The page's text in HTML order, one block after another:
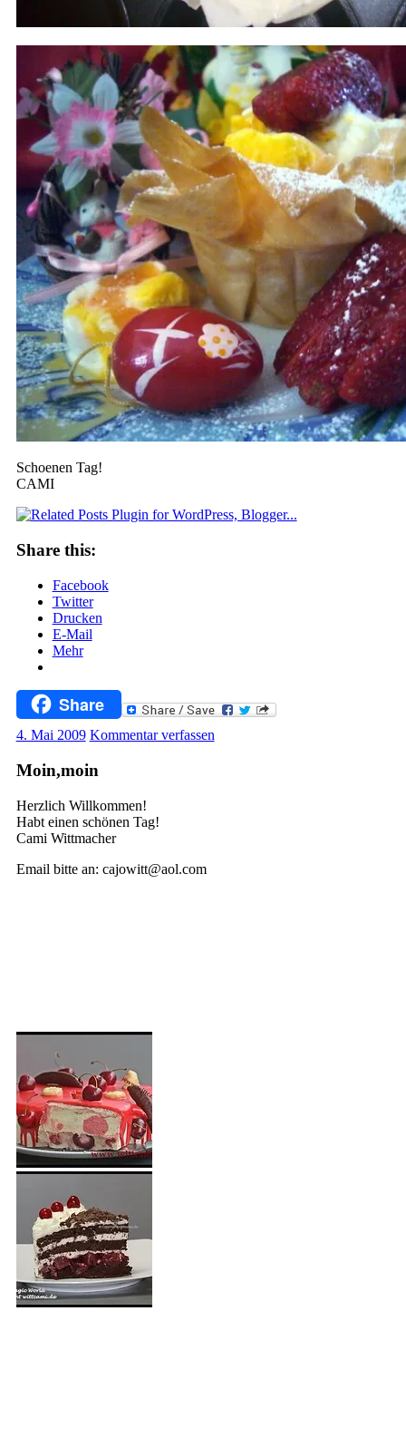
Schoenen Tag!
CAMI
Share this:
Facebook
Twitter
Drucken
E-Mail
Mehr
Share
4. Mai 2009 Kommentar verfassen
Moin,moin
Herzlich Willkommen!
Habt einen schönen Tag!
Cami Wittmacher
Email bitte an: cajowitt@aol.com